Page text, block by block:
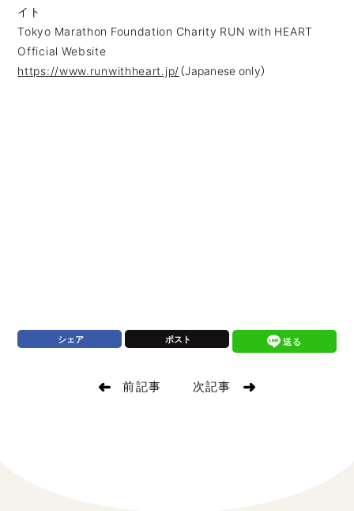
イト
Tokyo Marathon Foundation Charity RUN with HEART
Official Website
https://www.runwithheart.jp/（Japanese only）
シェア ポスト 送る
前記事 次記事